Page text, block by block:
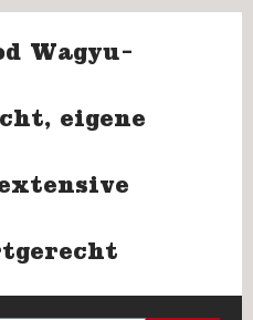
Wagyu-
eigene